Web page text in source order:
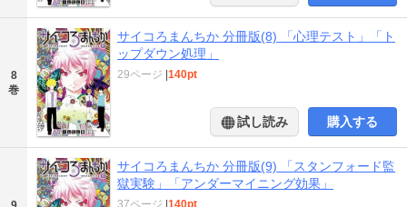
8
巻
サイコろまんちか 分冊版(8) 「心理テスト」「ト
ップダウン処理」
29ページ |140pt
試し読み 購入する
サイコろまんちか 分冊版(9) 「スタンフォード監
獄実験」「アンダーマイニング効果」
37ページ |140pt